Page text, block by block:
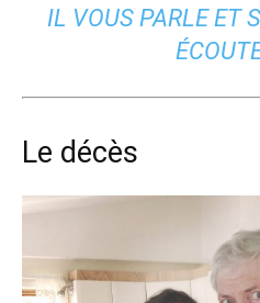
IL VOUS PARLE ET
Le décès